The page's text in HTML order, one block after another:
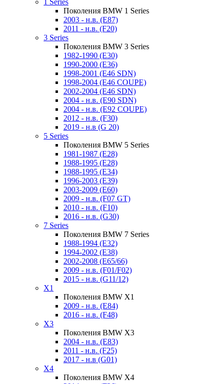
1 Series
Поколения BMW 1 Series
2003 - н.в. (E87)
2011 - н.в. (F20)
3 Series
Поколения BMW 3 Series
1982-1990 (E30)
1990-2000 (E36)
1998-2001 (E46 SDN)
1998-2004 (E46 COUPE)
2002-2004 (E46 SDN)
2004 - н.в. (E90 SDN)
2004 - н.в. (E92 COUPE)
2012 - н.в. (F30)
2019 - н.в (G 20)
5 Series
Поколения BMW 5 Series
1981-1987 (E28)
1988-1995 (E28)
1988-1995 (E34)
1996-2003 (E39)
2003-2009 (E60)
2009 - н.в. (F07 GT)
2010 - н.в. (F10)
2016 - н.в. (G30)
7 Series
Поколения BMW 7 Series
1988-1994 (E32)
1994-2002 (E38)
2002-2008 (E65/66)
2009 - н.в. (F01/F02)
2015 - н.в. (G11/12)
X1
Поколения BMW X1
2009 - н.в. (E84)
2016 - н.в. (F48)
X3
Поколения BMW X3
2004 - н.в. (E83)
2011 - н.в. (F25)
2017 - н.в (G01)
X4
Поколения BMW X4